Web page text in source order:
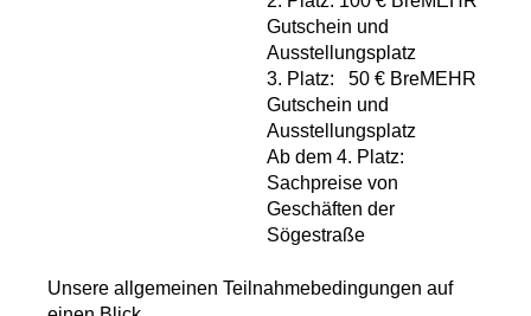
Gutschein und
Ausstellungsplatz
3. Platz: 50 € BreMEHR
Gutschein und
Ausstellungsplatz
Ab dem 4. Platz:
Sachpreise von
Geschäften der
Sögestraße
Unsere allgemeinen Teilnahmebedingungen auf